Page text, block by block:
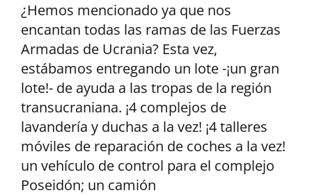
¿Hemos mencionado ya que nos
encantan todas las ramas de las Fuerzas
Armadas de Ucrania? Esta vez,
estábamos entregando un lote -¡un gran
lote!- de ayuda a las tropas de la región
transucraniana. ¡4 complejos de
lavandería y duchas a la vez! ¡4 talleres
móviles de reparación de coches a la vez!
un vehículo de control para el complejo
Poseidón; un camión